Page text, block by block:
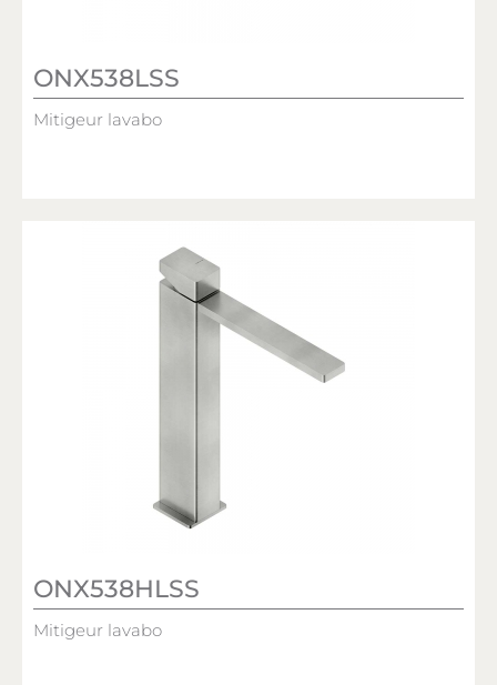
ONX538LSS
Mitigeur lavabo
ONX538HLSS
Mitigeur lavabo